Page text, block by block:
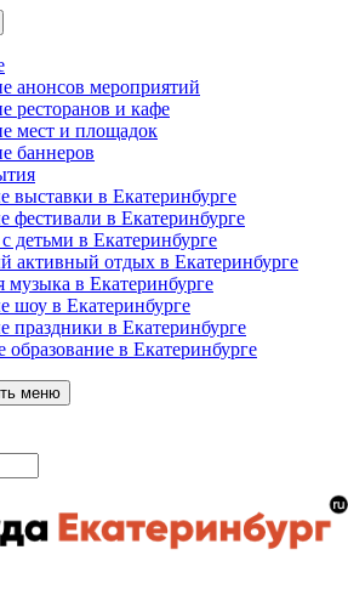
анонсов мероприятий
ресторанов и кафе
мест и площадок
баннеров
выставки в Екатеринбурге
фестивали в Екатеринбурге
детьми в Екатеринбурге
активный отдых в Екатеринбурге
музыка в Екатеринбурге
шоу в Екатеринбурге
праздники в Екатеринбурге
образование в Екатеринбурге
меню